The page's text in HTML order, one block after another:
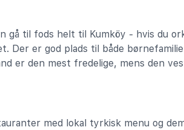
gå til fods helt til Kumköy - hvis du
Der er god plads til både
er den mest fredelige, mens den
med lokal tyrkisk menu og